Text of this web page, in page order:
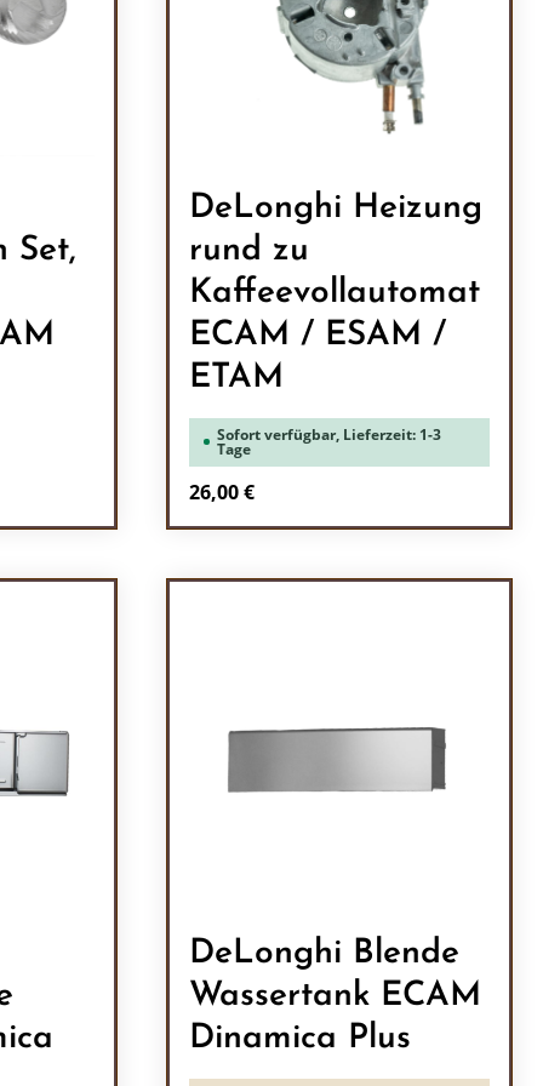
Set,
DeLonghi Heizung
rund zu
Kaffeevollautomat
ECAM / ESAM /
ETAM
Sofort verfügbar, Lieferzeit: 1-3
Tage
Regulärer Preis:
26,00 €
DeLonghi Blende
Wassertank ECAM
Dinamica Plus